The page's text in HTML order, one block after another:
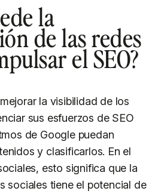
la
de las redes
el SEO?
la visibilidad de los
sus esfuerzos de SEO
de Google puedan
y clasificarlos. En el
esto significa que la
sociales tiene el potencial de